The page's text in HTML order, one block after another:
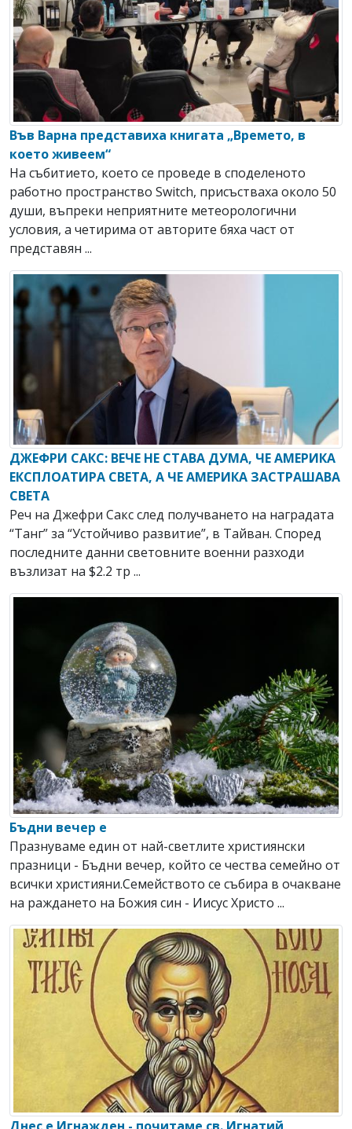
Във Варна представиха книгата „Времето, в
което живеем“
На събитието, което се проведе в споделеното
работно пространство Switch, присъстваха около 50
души, въпреки неприятните метеорологични
условия, а четирима от авторите бяха част от
представян ...
ДЖЕФРИ САКС: ВЕЧЕ НЕ СТАВА ДУМА, ЧЕ АМЕРИКА
ЕКСПЛОАТИРА СВЕТА, А ЧЕ АМЕРИКА ЗАСТРАШАВА
СВЕТА
Реч на Джефри Сакс след получването на наградата
“Танг” за “Устойчиво развитие”, в Тайван. Според
последните данни световните военни разходи
възлизат на $2.2 тр ...
Бъдни вечер е
Празнуваме един от най-светлите християнски
празници - Бъдни вечер, който се чества семейно от
всички християни.Семейството се събира в очакване
на раждането на Божия син - Иисус Христо ...